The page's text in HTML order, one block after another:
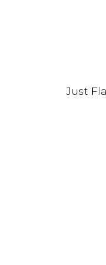
Just